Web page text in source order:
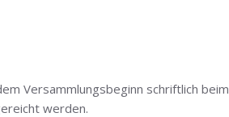
Versammlungsbeginn schriftlich beim
werden.